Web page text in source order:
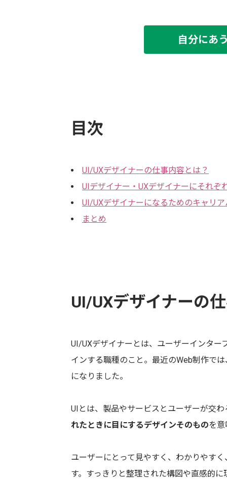
自分にあ
目次
UI/UXデザイナーの仕事内容とは？
UIデザイナー・UXデザイナーにそれぞ
UI/UXデザイナーになるためのキャリ
まとめ
UI/UXデザイナーの
UI/UXデザイナーとは、ユーザーインター
インする職種のこと。最近のWeb制作で
になりました。
UIとは、製品やサービスとユーザーが交
れたときに目にするデザインそのものを意
ユーザーにとって見やすく、わかりやす
す。すっきりと整理された構図や直感的